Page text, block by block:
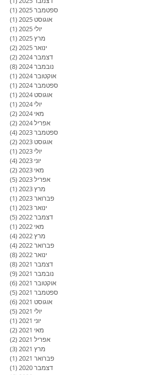
ספטמבר 2025
(1)
אוגוסט 2025
(1)
יולי 2025
(1)
מרץ 2025
(1)
ינואר 2025
(2)
דצמבר 2024
(2)
נובמבר 2024
(8)
אוקטובר 2024
(1)
ספטמבר 2024
(1)
אוגוסט 2024
(1)
יולי 2024
(1)
מאי 2024
(2)
אפריל 2024
(2)
ספטמבר 2023
(4)
אוגוסט 2023
(2)
יולי 2023
(1)
יוני 2023
(4)
מאי 2023
(2)
אפריל 2023
(5)
מרץ 2023
(1)
פברואר 2023
(1)
ינואר 2023
(1)
דצמבר 2022
(5)
מאי 2022
(1)
מרץ 2022
(4)
פברואר 2022
(4)
ינואר 2022
(8)
דצמבר 2021
(8)
נובמבר 2021
(9)
אוקטובר 2021
(6)
ספטמבר 2021
(5)
אוגוסט 2021
(6)
יולי 2021
(5)
יוני 2021
(1)
מאי 2021
(2)
אפריל 2021
(2)
מרץ 2021
(3)
פברואר 2021
(1)
דצמבר 2020
(1)